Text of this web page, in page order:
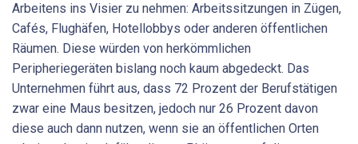
Arbeitens ins Visier zu nehmen: Arbeitssitzungen in Zügen,
Cafés, Flughäfen, Hotellobbys oder anderen öffentlichen
Räumen. Diese würden von herkömmlichen
Peripheriegeräten bislang noch kaum abgedeckt. Das
Unternehmen führt aus, dass 72 Prozent der Berufstätigen
zwar eine Maus besitzen, jedoch nur 26 Prozent davon
diese auch dann nutzen, wenn sie an öffentlichen Orten